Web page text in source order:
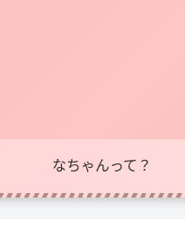
なちゃんって？